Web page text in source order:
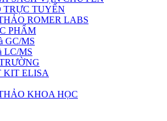
TRỰC TUYẾN
ROMER LABS
PHẨM
GC/MS
LC/MS
KIT ELISA
KHOA HỌC